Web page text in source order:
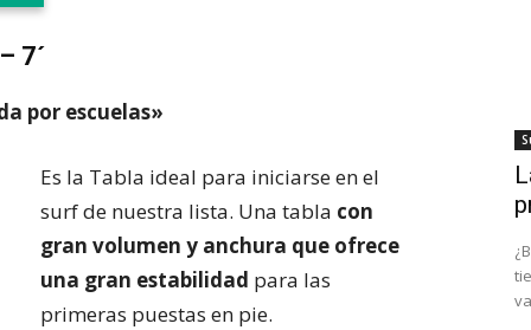
7´
por escuelas»
Es la Tabla ideal para iniciarse en el
surf de nuestra lista. Una tabla con
gran volumen y anchura que ofrece
una gran estabilidad para las
primeras puestas en pie.